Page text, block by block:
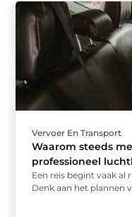
Vervoer En Transport
Waarom steeds
professioneel
Een reis begint vaak
Denk aan het plannen